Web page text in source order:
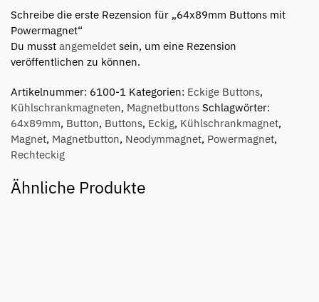
Schreibe die erste Rezension für „64x89mm Buttons mit
Powermagnet“
Du musst angemeldet sein, um eine Rezension
veröffentlichen zu können.
Artikelnummer: 6100-1 Kategorien: Eckige Buttons,
Kühlschrankmagneten, Magnetbuttons Schlagwörter:
64x89mm, Button, Buttons, Eckig, Kühlschrankmagnet,
Magnet, Magnetbutton, Neodymmagnet, Powermagnet,
Rechteckig
Ähnliche Produkte